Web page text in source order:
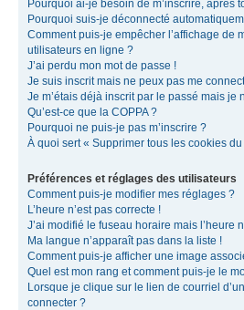
Pourquoi ai-je besoin de m’inscrire, après
Pourquoi suis-je déconnecté
Comment puis-je empêcher l’affichage de
utilisateurs en ligne ?
J’ai perdu mon mot de passe !
Je suis inscrit mais ne peux pas me
Je m’étais déjà inscrit par le passé mais
Qu’est-ce que la COPPA ?
Pourquoi ne puis-je pas m’inscrire ?
À quoi sert « Supprimer tous les cookies
Préférences et réglages des utilisateurs
Comment puis-je modifier mes réglages ?
L’heure n’est pas correcte !
J’ai modifié le fuseau horaire mais l’heure
Ma langue n’apparaît pas dans la liste !
Comment puis-je afficher une image
Quel est mon rang et comment puis-je le
Lorsque je clique sur le lien de courriel
connecter ?